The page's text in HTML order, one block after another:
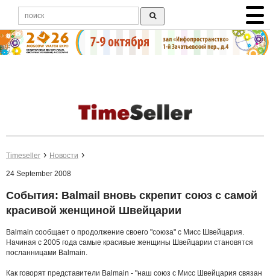
Timeseller Новости
24 September 2008
События: Balmail вновь скрепит союз с самой
красивой женщиной Швейцарии
Balmain сообщает о продолжение своего "союза" с Мисс Швейцария.
Начиная с 2005 года самые красивые женщины Швейцарии становятся
посланницами Balmain.
Как говорят представители Balmain - "наш союз с Мисс Швейцария связан